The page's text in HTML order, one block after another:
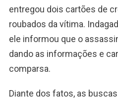
entregou dois cartões de
roubados da vítima.
ele informou que o
dando as informações e
comparsa.
Diante dos fatos, as